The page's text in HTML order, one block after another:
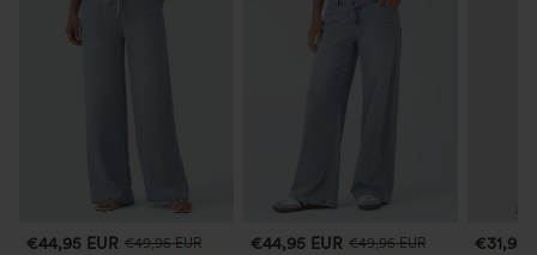
€44,95 EUR €49,95 EUR
€44,95 EUR €49,95 EUR
€31,95